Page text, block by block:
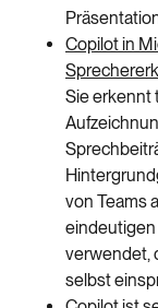
Copilot in
Sie erkennt
von Teams
eindeutigen
verwendet,
selbst